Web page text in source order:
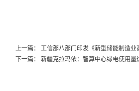
上一篇： 工信部八部门印发《新型储能制造业
下一篇： 新疆克拉玛依：智算中心绿电使用